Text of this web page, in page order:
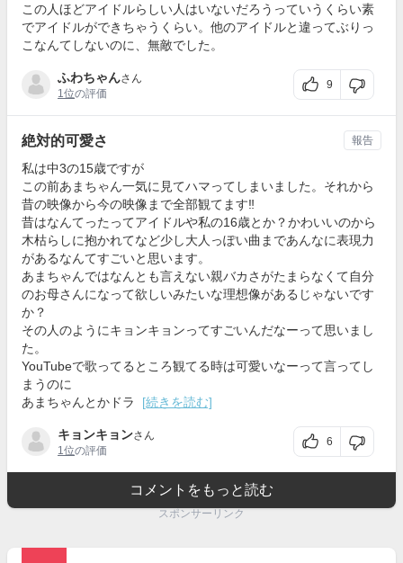
この人ほどアイドルらしい人はいないだろうっていうくらい素
でアイドルができちゃうくらい。他のアイドルと違ってぶりっ
こなんてしないのに、無敵でした。
ふわちゃんさん
1位の評価
9
絶対的可愛さ
私は中3の15歳ですが
この前あまちゃん一気に見てハマってしまいました。それから
昔の映像から今の映像まで全部観てます‼️
昔はなんてったってアイドルや私の16歳とか？かわいいのから
木枯らしに抱かれてなど少し大人っぽい曲まであんなに表現力
があるなんてすごいと思います。
あまちゃんではなんとも言えない親バカさがたまらなくて自分
のお母さんになって欲しいみたいな理想像があるじゃないです
か？
その人のようにキョンキョンってすごいんだなーって思いまし
た。
YouTubeで歌ってるところ観てる時は可愛いなーって言ってし
まうのに
あまちゃんとかドラ
[続きを読む]
キョンキョンさん
1位の評価
6
報告
コメントをもっと読む
スポンサーリンク